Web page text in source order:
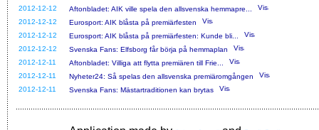
2012-12-12
Aftonbladet: AIK ville spela den allsvenska hemmapre...
2012-12-12
Eurosport: AIK blåsta på premiärfesten
2012-12-12
Eurosport: AIK blåsta på premiärfesten: Kunde bli...
2012-12-12
Svenska Fans: Elfsborg får börja på hemmaplan
2012-12-11
Aftonbladet: Villiga att flytta premiären till Frie...
2012-12-11
Nyheter24: Så spelas den allsvenska premiäromgången
2012-12-11
Svenska Fans: Mästartraditionen kan brytas